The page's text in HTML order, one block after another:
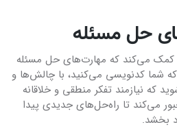
حل مسئله
کمک می‌کند که مهارت‌های حل مسئله
شما کدنویسی می‌کنید، با چالش‌ها و
که نیازمند تفکر منطقی و خلاقانه
می‌کند تا راه‌حل‌های جدیدی پیدا
بخشد.